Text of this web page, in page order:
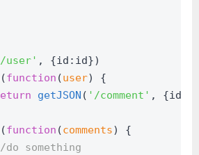
user' , {id :id})
(function (user) {
getJSON ( '/comment' , {id
(function (comments) {
something